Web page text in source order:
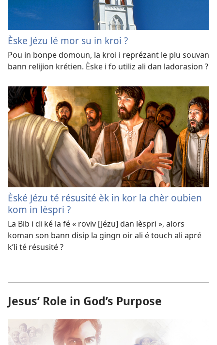
Èske Jézu lé mor su in kroi ?
Pou in bonpe domoun, la kroi i reprézant le plu souvan
bann relijion krétien. Èske i fo utiliz ali dan ladorasion ?
Èské Jézu té résusité èk in kor la chèr oubien
kom in lèspri ?
La Bib i di ké la fé « roviv [Jézu] dan lèspri », alors
koman son bann disip la gingn oir ali é touch ali apré
k’li té résusité ?
Jesus’ Role in God’s Purpose